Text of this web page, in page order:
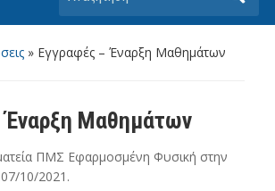
» Εγγραφές – Έναρξη Μαθημάτων
Έναρξη Μαθημάτων
ΠΜΣ Εφαρμοσμένη Φυσική στην
07/10/2021 .